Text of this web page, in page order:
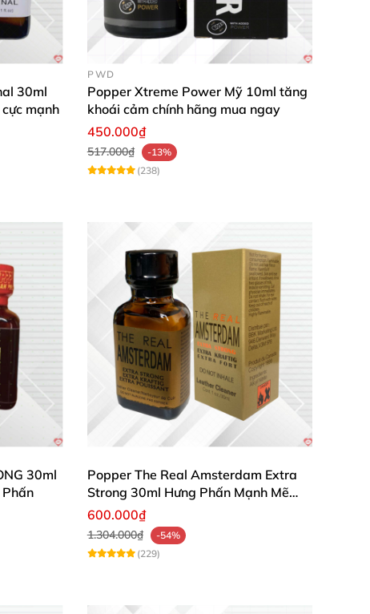
30ml
mạnh
PWD
Popper Xtreme Power Mỹ 10ml tăng
khoái cảm chính hãng mua ngay
450.000₫
517.000₫
-13%
(238)
30ml
Popper The Real Amsterdam Extra
Strong 30ml Hưng Phấn Mạnh Mẽ
Kéo Dài
600.000₫
1.304.000₫
-54%
(229)